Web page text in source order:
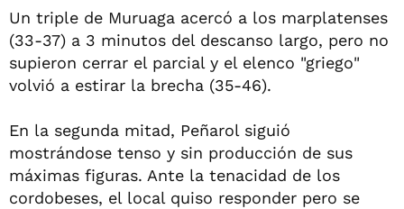
Un triple de Muruaga acercó a los marplatenses
(33-37) a 3 minutos del descanso largo, pero no
supieron cerrar el parcial y el elenco "griego"
volvió a estirar la brecha (35-46).
En la segunda mitad, Peñarol siguió
mostrándose tenso y sin producción de sus
máximas figuras. Ante la tenacidad de los
cordobeses, el local quiso responder pero se